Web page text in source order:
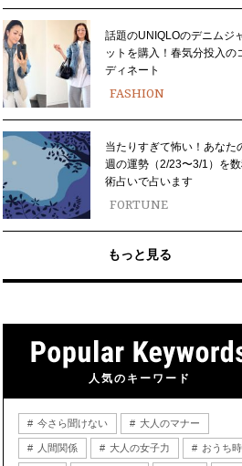
話題のUNIQLOのデニムジ
ットを購入！春気分投入の
ディネート
FASHION
当たりすぎて怖い！あなた
週の運勢（2/23〜3/1）を
術占いで占います
FORTUNE
もっと見る
人気のキーワード
今さら聞けない 大人のマナー
人間関係 大人の女子力 おうち